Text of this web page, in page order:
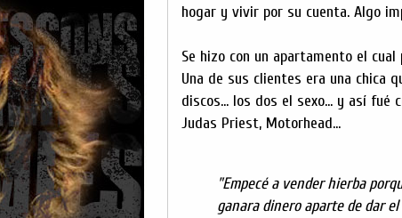
hogar y vivir por su cuenta. Algo
Se hizo con un apartamento el
Una de sus clientes era una chica
discos... los dos el sexo... y así fué
Judas Priest, Motorhead...
"Empecé a vender hierba
ganara dinero aparte de dar